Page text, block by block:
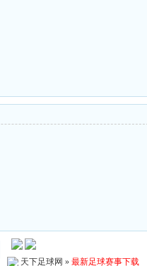
天下足球网 » 最新足球赛事下载